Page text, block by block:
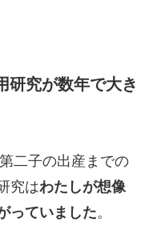
究が数年で大き
二子の出産までの
究はわたしが想像
っていました。